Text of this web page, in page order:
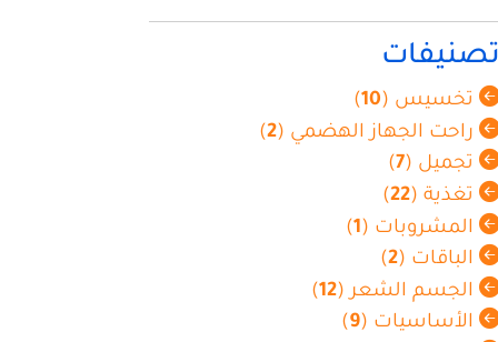
تخسيس (10
)
راحت الجهاز الهضمي (2
)
تجميل (7
)
تغذية (22
)
المشروبات (1
)
الباقات (2
)
الجسم الشعر (12
)
الأساسيات (9
)